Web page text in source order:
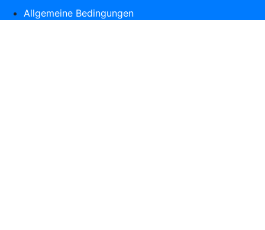
Allgemeine Bedingungen